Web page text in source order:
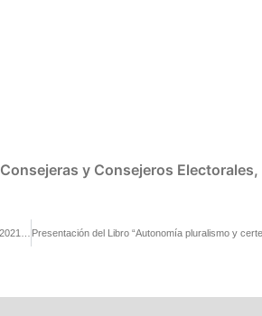
Consejeras y Consejeros Electorales,